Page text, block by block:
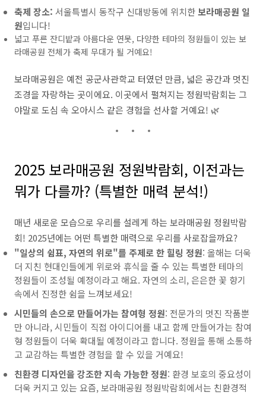
축제 장소: 서울특별시 동작구 신대방동에 위치한보라매공원 일
원입니다!
넓고 푸른 잔디밭과 아름다운 연못, 다양한 테마의 정원들이 있는 보
라매공원 전체가 축제 무대가 될 거예요!
보라매공원은 예전 공군사관학교 터였던 만큼, 넓은 공간과 멋진
조경을 자랑하는 곳이에요. 이곳에서 펼쳐지는 정원박람회는 그
야말로 도심 속 오아시스 같은 경험을 선사할 거예요! 🌿
2025 보라매공원 정원박람회, 이전과는
뭐가 다를까? (특별한 매력 분석!)
매년 새로운 모습으로 우리를 설레게 하는 보라매공원 정원박람
회! 2025년에는 어떤 특별한 매력으로 우리를 사로잡을까요?
"일상의 쉼표, 자연의 위로"를 주제로 한 힐링 정원: 올해는 더욱
더 지친 현대인들에게 위로와 휴식을 줄 수 있는 특별한 테마의
정원들이 조성될 예정이라고 해요. 자연의 소리, 은은한 꽃 향기
속에서 진정한 쉼을 느껴보세요!
시민들의 손으로 만들어가는 참여형 정원: 전문가의 멋진 작품뿐
만 아니라, 시민들이 직접 아이디어를 내고 함께 만들어가는 참여
형 정원들이 더욱 확대될 예정이라고 합니다. 정원을 통해 소통하
고 교감하는 특별한 경험을 할 수 있을 거예요!
친환경 디자인을 강조한 지속 가능한 정원: 환경 보호의 중요성이
더욱 커지고 있는 요즘, 보라매공원 정원박람회에서는 친환경적